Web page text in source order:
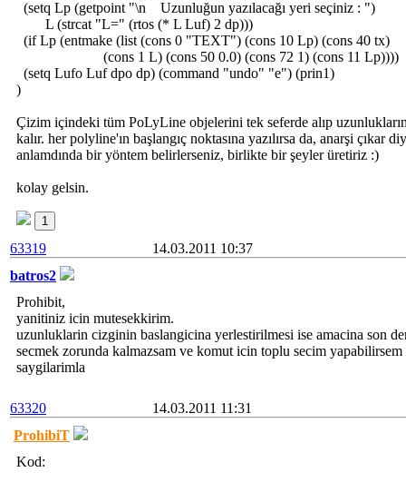
(setq Lp (getpoint "\n Uzunluğun yazılacağı yeri seçiniz : ")
L (strcat "L=" (rtos (* L Luf) 2 dp)))
(if Lp (entmake (list (cons 0 "TEXT") (cons 10 Lp) (cons 40 tx)
(cons 1 L) (cons 50 0.0) (cons 72 1) (cons 11 Lp))))
(setq Lufo Luf dpo dp) (command "undo" "e") (prin1)
)
Çizim içindeki tüm PoLyLine objelerini tek seferde alıp
kalır. her polyline'ın başlangıç noktasına yazılırsa da, anarşi
anlamdında bir yöntem belirlerseniz, birlikte bir şeyler üretiriz :)
kolay gelsin.
1
63319
14.03.2011 10:37
batros2
Prohibit,
yanitiniz icin mutesekkirim.
uzunluklarin cizginin baslangicina yerlestirilmesi ise amacina son
secmek zorunda kalmazsam ve komut icin toplu secim
saygilarimla
63320
14.03.2011 11:31
ProhibiT
Kod: